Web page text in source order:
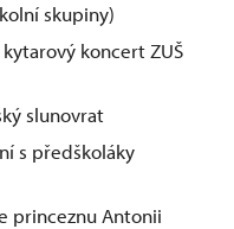
skupiny)
kytarový koncert ZUŠ
slunovrat
s předškoláky
princeznu Antonii